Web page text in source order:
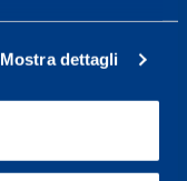
Mostra dettagli